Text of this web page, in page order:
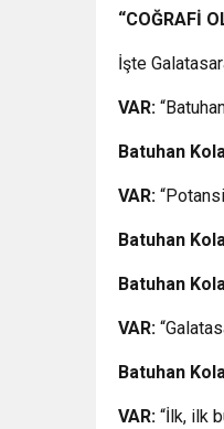
“COĞRAFİ
İşte
VAR:
Batuhan
VAR:
Batuhan
Batuhan
VAR:
Batuhan
VAR: “İlk, ilk